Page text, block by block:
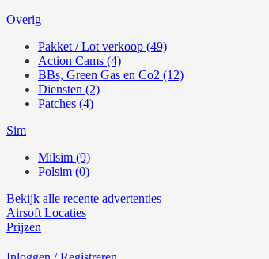
Overig
Pakket / Lot verkoop (49)
Action Cams (4)
BBs, Green Gas en Co2 (12)
Diensten (2)
Patches (4)
Sim
Milsim (9)
Polsim (0)
Bekijk alle recente advertenties
Airsoft Locaties
Prijzen